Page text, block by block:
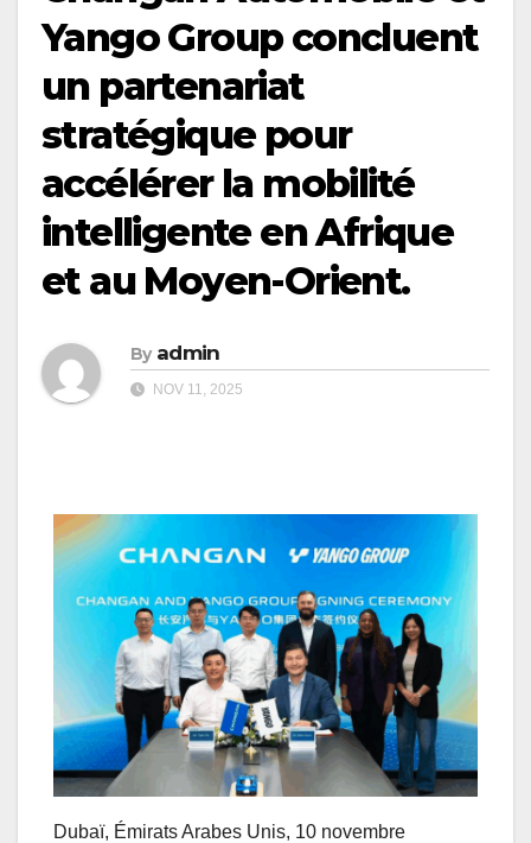
Yango Group concluent
un partenariat
stratégique pour
accélérer la mobilité
intelligente en Afrique
et au Moyen-Orient.
By admin
NOV 11, 2025
Dubaï, Émirats Arabes Unis, 10 novembre